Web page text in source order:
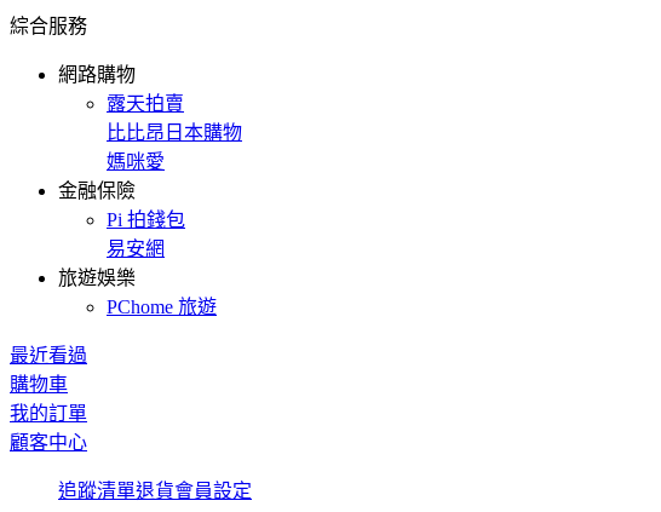
綜合服務
網路購物
露天拍賣
比比昂日本購物
媽咪愛
金融保險
Pi 拍錢包
易安網
旅遊娛樂
PChome 旅遊
最近看過
購物車
我的訂單
顧客中心
追蹤清單退貨會員設定